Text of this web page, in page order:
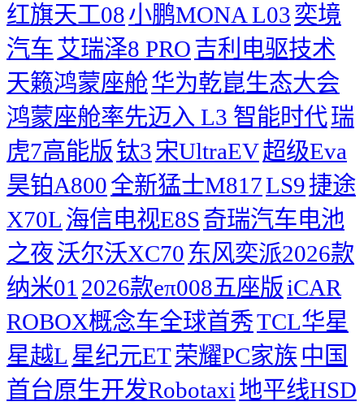
红旗天工08小鹏MONA L03奕境
汽车艾瑞泽8 PRO吉利电驱技术
天籁鸿蒙座舱华为乾崑生态大会
鸿蒙座舱率先迈入 L3 智能时代瑞
虎7高能版钛3 宋UltraEV超级Eva
昊铂A800全新猛士M817LS9捷途
X70L 海信电视E8S奇瑞汽车电池
之夜沃尔沃XC70 东风奕派2026款
纳米01 2026款eπ008五座版iCAR
ROBOX概念车全球首秀TCL华星
星越L 星纪元ET荣耀PC家族 中国
首台原生开发Robotaxi 地平线HSD